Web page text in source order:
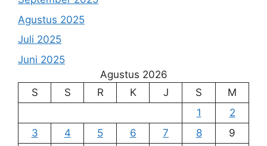
Agustus 2025
Juli 2025
Juni 2025
Agustus 2026
S
S R K J S
M
1
2
3
4 5 6 7 8
9